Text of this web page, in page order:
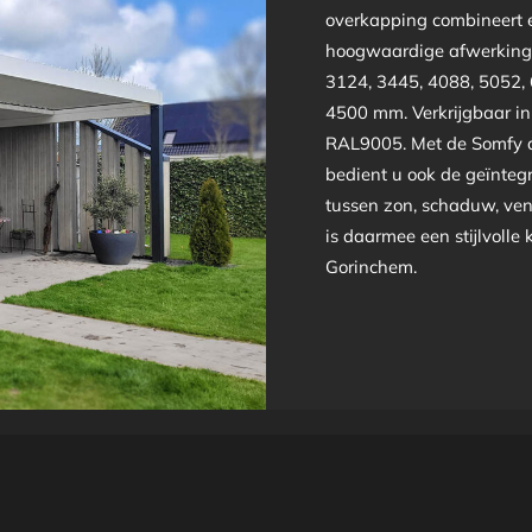
overkapping combineert
hoogwaardige
3124, 3445, 4088,
4500 mm. Verkrijgbaar
RAL9005. Met de
bedient u ook de
tussen zon, schaduw,
is daarmee een stijlvolle
Gorinchem.